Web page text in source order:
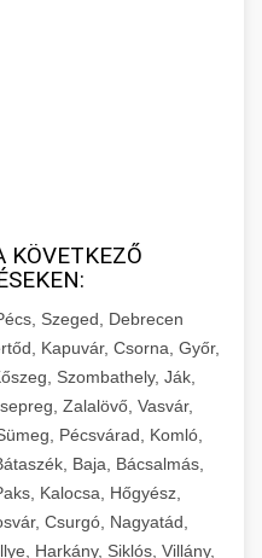
KÖVETKEZŐ
Szeged, Debrecen
Kapuvár, Csorna, Győr,
Szombathely, Ják,
Zalalövő, Vasvár,
Pécsvárad, Komló,
Baja, Bácsalmás,
Kalocsa, Hőgyész,
Csurgó, Nagyatád,
Harkány, Siklós, Villány,